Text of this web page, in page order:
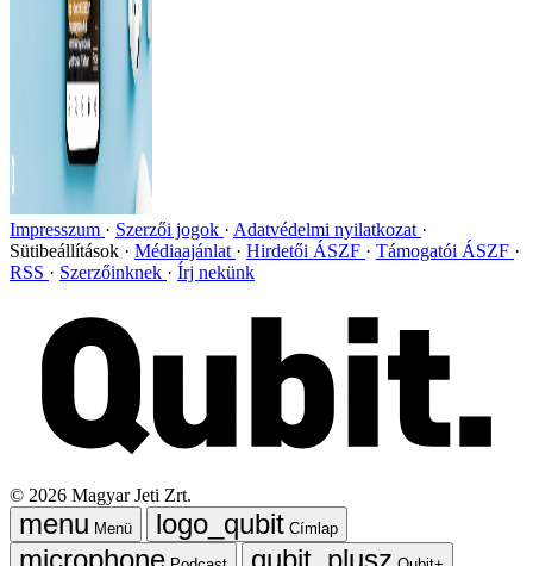
Impresszum Szerzői jogok
Adatvédelmi nyilatkozat
Sütibeállítások
Médiaajánlat Hirdetői ÁSZF
Támogatói ÁSZF
RSS
Szerzőinknek Írj nekünk
© 2026 Magyar Jeti Zrt.
Menü
Címlap